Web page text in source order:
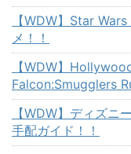
【WDW】Star
メ！！
【WDW】
Falcon:Smugglers
【WDW】ディズニ
手配ガイド！！